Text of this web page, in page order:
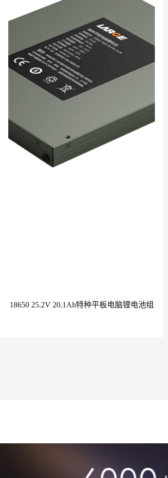
18650 25.2V 20.1Ah特种平板电脑锂电池组